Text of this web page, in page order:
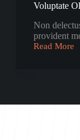
Voluptate
Non
provident
Read More
Voluptate